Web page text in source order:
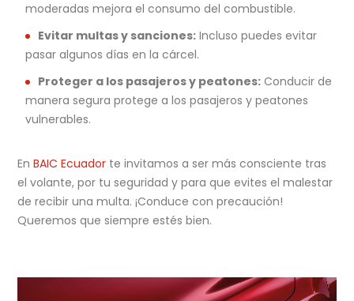
moderadas mejora el consumo del combustible.
Evitar multas y sanciones: Incluso puedes evitar
pasar algunos días en la cárcel.
Proteger a los pasajeros y peatones: Conducir de
manera segura protege a los pasajeros y peatones
vulnerables.
EnBAIC Ecuador te invitamos a ser más consciente tras
el volante, por tu seguridad y para que evites el malestar
de recibir una multa. ¡Conduce con precaución!
Queremos que siempre estés bien.